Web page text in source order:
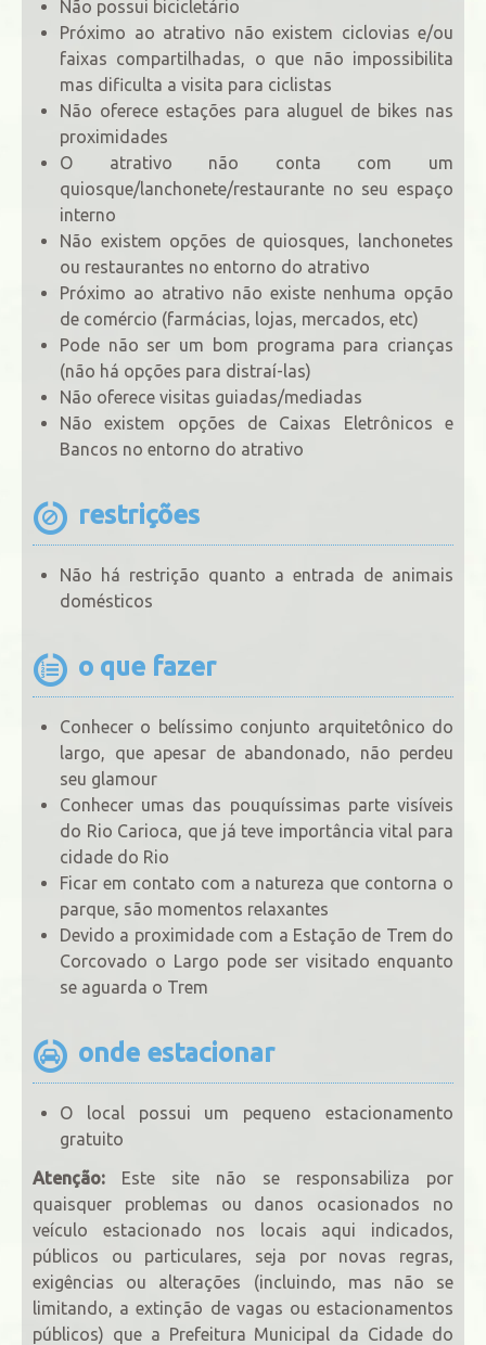
Não possui bicicletário
Próximo ao atrativo não existem ciclovias e/ou
faixas compartilhadas, o que não impossibilita
mas dificulta a visita para ciclistas
Não oferece estações para aluguel de bikes nas
proximidades
O atrativo não conta com um
quiosque/lanchonete/restaurante no seu espaço
interno
Não existem opções de quiosques, lanchonetes
ou restaurantes no entorno do atrativo
Próximo ao atrativo não existe nenhuma opção
de comércio (farmácias, lojas, mercados, etc)
Pode não ser um bom programa para crianças
(não há opções para distraí-las)
Não oferece visitas guiadas/mediadas
Não existem opções de Caixas Eletrônicos e
Bancos no entorno do atrativo
restrições
Não há restrição quanto a entrada de animais
domésticos
o que fazer
Conhecer o belíssimo conjunto arquitetônico do
largo, que apesar de abandonado, não perdeu
seu glamour
Conhecer umas das pouquíssimas parte visíveis
do Rio Carioca, que já teve importância vital para
cidade do Rio
Ficar em contato com a natureza que contorna o
parque, são momentos relaxantes
Devido a proximidade com a Estação de Trem do
Corcovado o Largo pode ser visitado enquanto
se aguarda o Trem
onde estacionar
O local possui um pequeno estacionamento
gratuito
Atenção: Este site não se responsabiliza por
quaisquer problemas ou danos ocasionados no
veículo estacionado nos locais aqui indicados,
públicos ou particulares, seja por novas regras,
exigências ou alterações (incluindo, mas não se
limitando, a extinção de vagas ou estacionamentos
públicos) que a Prefeitura Municipal da Cidade do